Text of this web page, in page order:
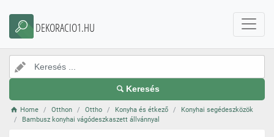
DEKORACIO1.HU
Keresés
Home Otthon Ottho Konyha és étkező
Konyhai segédeszközök
Bambusz konyhai vágódeszkaszett állvánnyal